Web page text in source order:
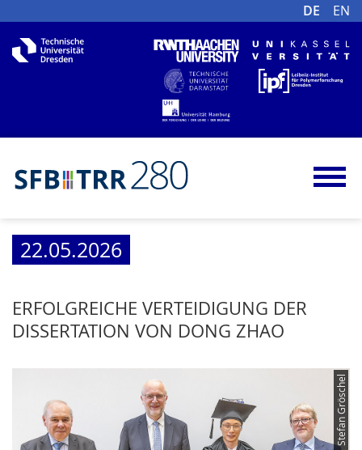
DE EN
22.05.2026
ERFOLGREICHE VERTEIDIGUNG DER
DISSERTATION VON DONG ZHAO
Stefan Gröschel